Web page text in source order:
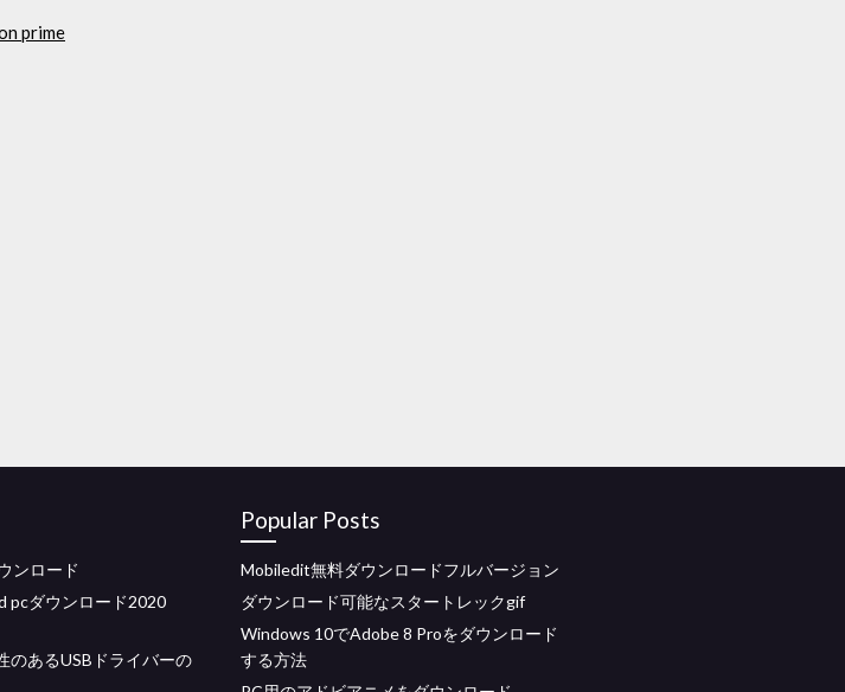
prime
ンロード
pcダウンロード2020
のあるUSBドライバーの
Popular Posts
Mobiledit無料ダウンロードフルバージョン
ダウンロード可能なスタートレックgif
Windows 10でAdobe 8 Proをダウンロード
する方法